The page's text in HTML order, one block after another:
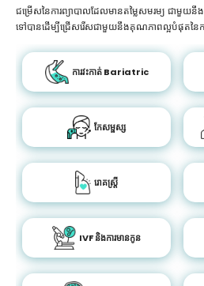
ជម្រើសនៃការព្យាបាលដែលមានតម្លៃសមរម្យ ជាមួយនឹង
ទៅបានដើម្បីជ្រើសរើសជាមួយនឹងគុណភាពល្អបំផុតនៃក
ការវះកាត់ Bariatric
កែសម្ផស្ស
រោគស្ត្រី
IVF និងការមានកូន